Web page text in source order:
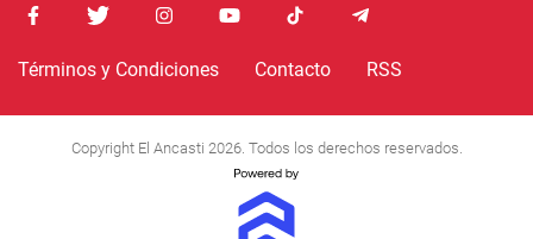
Términos y Condiciones Contacto RSS
Copyright El Ancasti 2026. Todos los derechos reservados.